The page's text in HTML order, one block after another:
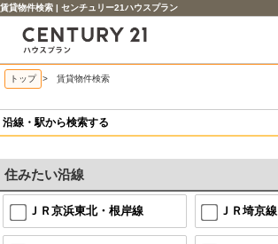
賃貸物件検索 | センチュリー21ハウスプラン
トップ > 賃貸物件検索
沿線・駅から検索する
住みたい沿線
ＪＲ京浜東北・根岸線 ＪＲ埼京線